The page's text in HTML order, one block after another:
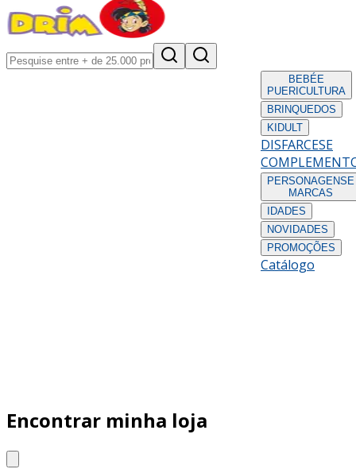
BEBÉE
PUERICULTURA
BRINQUEDOS
KIDULT
DISFARCESE
PERSONAGENS E
MARCAS
IDADES
NOVIDADES
PROMOÇÕES
Catálogo
Encontrar minha loja